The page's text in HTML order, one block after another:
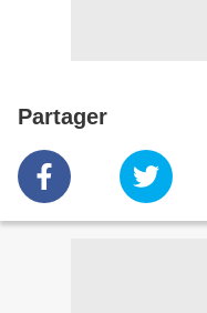
Partager